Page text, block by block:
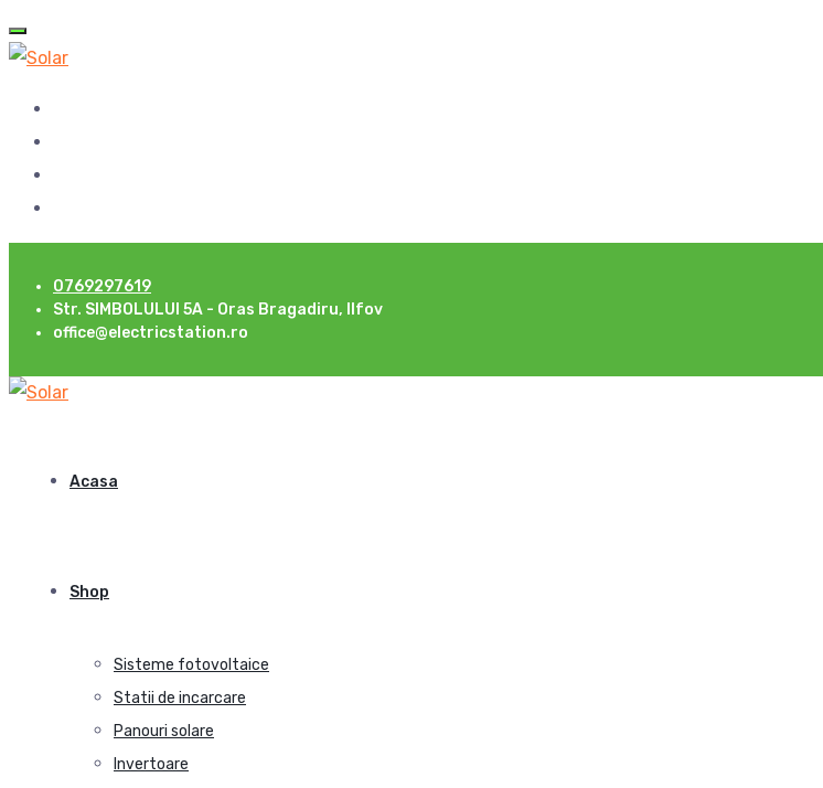
0769297619
Str. SIMBOLULUI 5A - Oras Bragadiru, Ilfov
office@electricstation.ro
Acasa
Shop
Sisteme fotovoltaice
Statii de incarcare
Panouri solare
Invertoare